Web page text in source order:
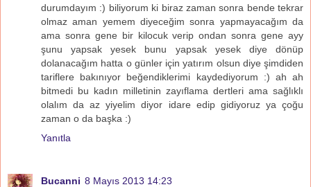
durumdayım :) biliyorum ki biraz zaman sonra bende tekrar
olmaz aman yemem diyeceğim sonra yapmayacağım da
ama sonra gene bir kilocuk verip ondan sonra gene ayy
şunu yapsak yesek bunu yapsak yesek diye dönüp
dolanacağım hatta o günler için yatırım olsun diye şimdiden
tariflere bakınıyor beğendiklerimi kaydediyorum :) ah ah
bitmedi bu kadın milletinin zayıflama dertleri ama sağlıklı
olalım da az yiyelim diyor idare edip gidiyoruz ya çoğu
zaman o da başka :)
Yanıtla
Bucanni 8 Mayıs 2013 14:23